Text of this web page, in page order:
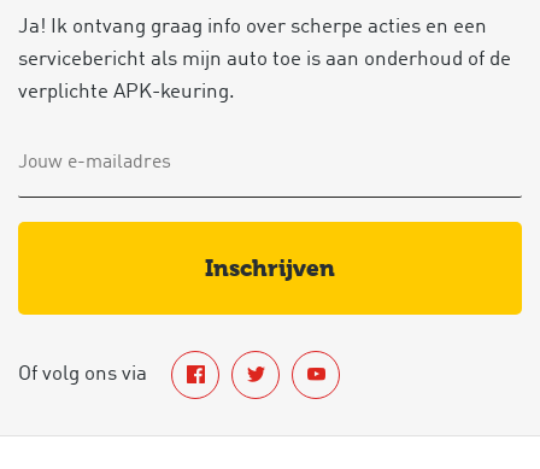
Ja! Ik ontvang graag info over scherpe acties en een
servicebericht als mijn auto toe is aan onderhoud of de
verplichte APK-keuring.
inschrijven
Of volg ons via